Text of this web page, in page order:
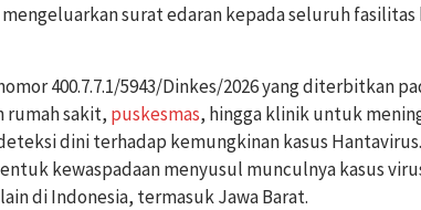
surat edaran kepada seluruh fasilitas
400.7.7.1/5943/Dinkes/2026 yang diterbitkan
rumah sakit, puskesmas, hingga klinik untuk
dini terhadap kemungkinan kasus
kewaspadaan menyusul munculnya kasus
di Indonesia, termasuk Jawa Barat.